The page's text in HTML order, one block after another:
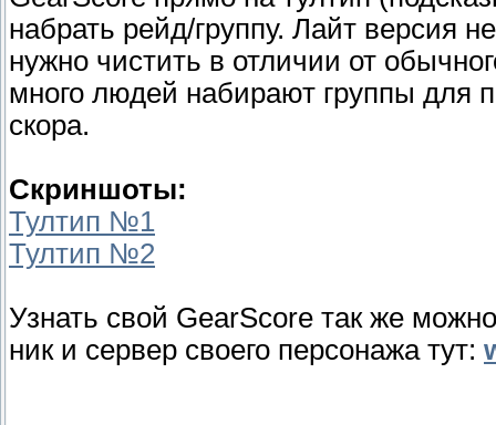
набрать рейд/группу. Лайт версия
нужно чистить в отличии от
много людей набирают группы для
скора.
Скриншоты:
Тултип №1
Тултип №2
Узнать свой GearScore так же
ник и сервер своего персонажа тут: